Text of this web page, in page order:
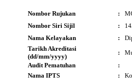
Nombor Rujukan :
Nombor Siri Sijil
:
Nama Kelayakan
:
Tarikh Akreditasi
(dd/mm/yyyy)
:
Audit Pematuhan
:
Nama IPTS
: